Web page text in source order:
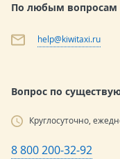
По любым вопросам
help@kiwitaxi.ru
Вопрос по
Круглосуточно,
8 800 200-32-92